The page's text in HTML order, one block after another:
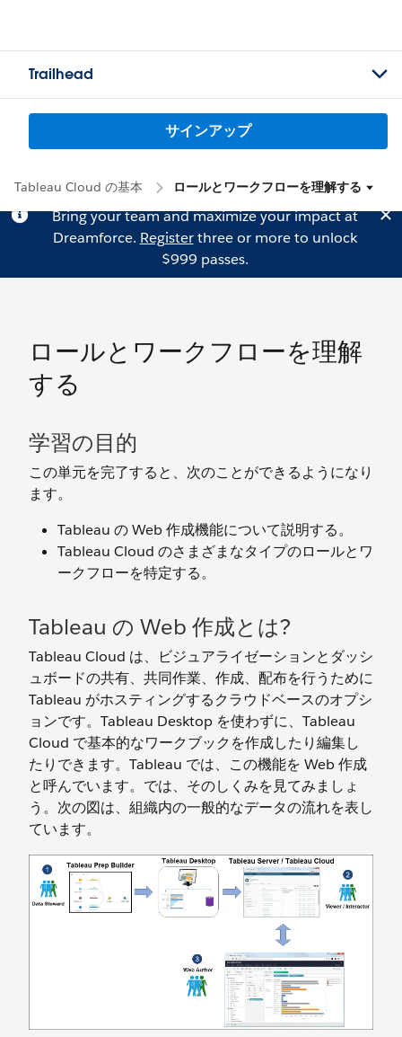
Trailhead
サインアップ
Tableau Cloud の基本 ロールとワークフローを理解する
Bring your team and maximize your impact at
Dreamforce. Registerthree or more to unlock
$999 passes.
ロールとワークフローを理解
する
学習の目的
この単元を完了すると、次のことができるようになり
ます。
Tableau の Web 作成機能について説明する。
Tableau Cloud のさまざまなタイプのロールとワ
ークフローを特定する。
Tableau の Web 作成とは?
Tableau Cloud は、ビジュアライゼーションとダッシ
ュボードの共有、共同作業、作成、配布を行うために
Tableau がホスティングするクラウドベースのオプシ
ョンです。Tableau Desktop を使わずに、Tableau
Cloud で基本的なワークブックを作成したり編集し
たりできます。Tableau では、この機能を Web 作成
と呼んでいます。では、そのしくみを見てみましょ
う。次の図は、組織内の一般的なデータの流れを表し
ています。